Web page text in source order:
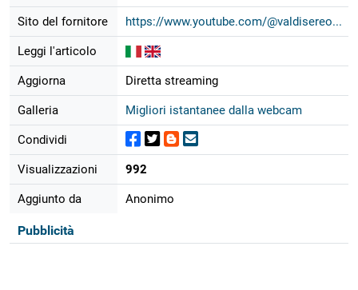
Sito del fornitore https://www.youtube.com/@valdisereo...
Leggi l'articolo
Aggiorna Diretta streaming
Galleria Migliori istantanee dalla webcam
Condividi
Visualizzazioni 992
Aggiunto da Anonimo
Pubblicità